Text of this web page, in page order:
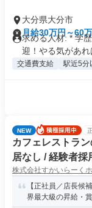
大分県大分市
月給30万円～60
求める人材: * 学
迎！やる気があれ
交通費支給 駅近5分
NEW
カフェレストラ
居なし / 経験者採
株式会社すかいらーく
【正社員／店長候
界最大級の昇給・